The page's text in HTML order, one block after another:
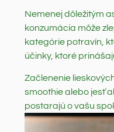
Nemenej dôležitým
konzumácia môže
kategórie potravín,
účinky, ktoré
Začlenenie
smoothie alebo jesť
postarajú o vašu